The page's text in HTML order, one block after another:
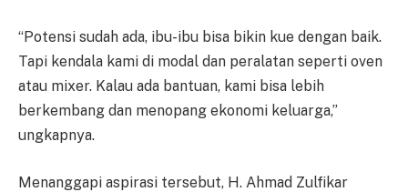
“Potensi sudah ada, ibu-ibu bisa bikin kue dengan baik.
Tapi kendala kami di modal dan peralatan seperti oven
atau mixer. Kalau ada bantuan, kami bisa lebih
berkembang dan menopang ekonomi keluarga,”
ungkapnya.
Menanggapi aspirasi tersebut, H. Ahmad Zulfikar